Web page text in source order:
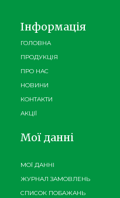
Інформація
ГОЛОВНА
ПРОДУКЦІЯ
ПРО НАС
НОВИНИ
КОНТАКТИ
АКЦІЇ
Мої данні
МОЇ ДАННІ
ЖУРНАЛ ЗАМОВЛЕНЬ
СПИСОК ПОБАЖАНЬ